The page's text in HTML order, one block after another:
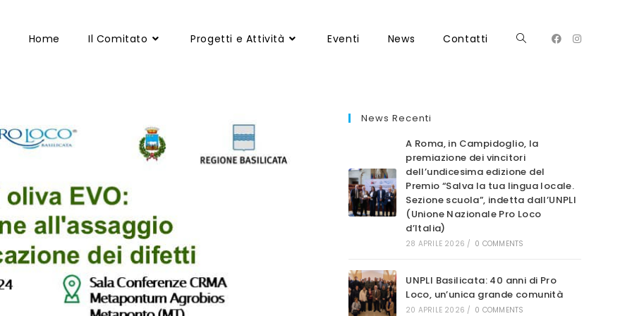
Home Il Comitato Progetti e Attività Eventi News Contatti Attiva/disattiva
ricerca
News Recenti
A Roma, in Campidoglio, la
premiazione dei vincitori
dell’undicesima edizione del
Premio “Salva la tua lingua locale.
Sezione scuola”, indetta dall’UNPLI
(Unione Nazionale Pro Loco
d’Italia)
28 APRILE 2026 / 0 COMMENTS
UNPLI Basilicata: 40 anni di Pro
Loco, un’unica grande comunità
20 APRILE 2026 / 0 COMMENTS